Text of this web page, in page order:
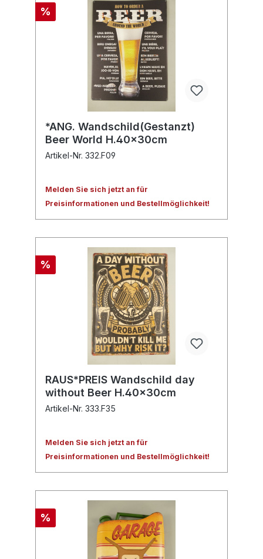
%
*ANG. Wandschild(Gestanzt)
Beer World H.40x30cm
Artikel-Nr. 332.F09
Melden Sie sich jetzt an für
Preisinformationen und Bestellmöglichkeit!
%
RAUS*PREIS Wandschild day
without Beer H.40x30cm
Artikel-Nr. 333.F35
Melden Sie sich jetzt an für
Preisinformationen und Bestellmöglichkeit!
%